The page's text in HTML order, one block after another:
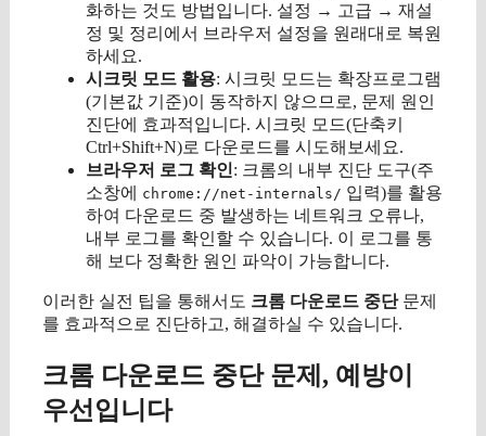
화하는 것도 방법입니다. 설정 → 고급 → 재설
정 및 정리에서 브라우저 설정을 원래대로 복원
하세요.
시크릿 모드 활용: 시크릿 모드는 확장프로그램
(기본값 기준)이 동작하지 않으므로, 문제 원인
진단에 효과적입니다. 시크릿 모드(단축키
Ctrl+Shift+N)로 다운로드를 시도해보세요.
브라우저 로그 확인: 크롬의 내부 진단 도구(주
소창에
chrome://net-internals/ 입력)를 활용
하여 다운로드 중 발생하는 네트워크 오류나,
내부 로그를 확인할 수 있습니다. 이 로그를 통
해 보다 정확한 원인 파악이 가능합니다.
이러한 실전 팁을 통해서도 크롬 다운로드 중단문제
를 효과적으로 진단하고, 해결하실 수 있습니다.
크롬 다운로드 중단 문제, 예방이
우선입니다